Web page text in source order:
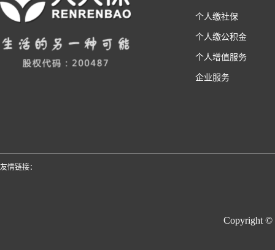
个人缴社保
个人缴公积金
个人增值服务
企业服务
友情链接：
Copyright ©